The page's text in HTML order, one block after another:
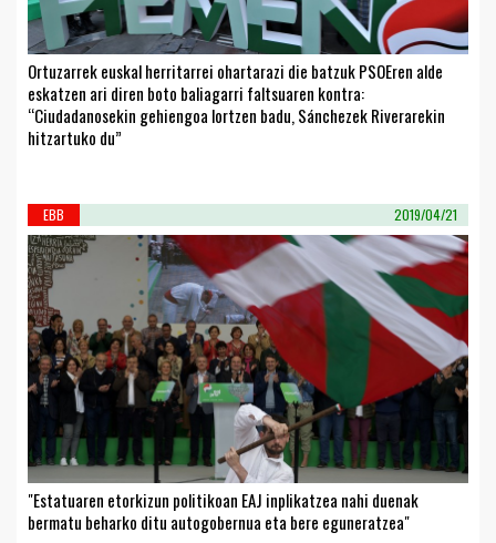
Ortuzarrek euskal herritarrei ohartarazi die batzuk PSOEren alde
eskatzen ari diren boto baliagarri faltsuaren kontra:
“Ciudadanosekin gehiengoa lortzen badu, Sánchezek Riverarekin
hitzartuko du”
EBB 2019/04/21
"Estatuaren etorkizun politikoan EAJ inplikatzea nahi duenak
bermatu beharko ditu autogobernua eta bere eguneratzea"